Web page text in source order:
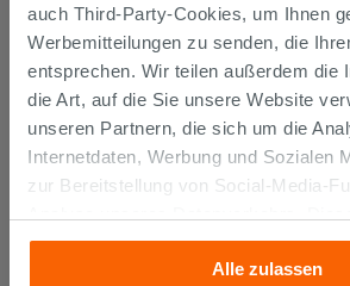
auch Third-Party-Cookies, um Ihnen
Werbemitteilungen zu senden, die
entsprechen. Wir teilen außerdem die
die Art, auf die Sie unsere Website
unseren Partnern, die sich um die
Internetdaten, Werbung und Sozialen
zur Bereitstellung von Social-Media-
anderen Informationen, die Sie ihnen
die sie aufgrund Ihrer Verwendung
Alle zulassen
Einbauwaschbecken Unitop
61x46 cm Keramik Weiß